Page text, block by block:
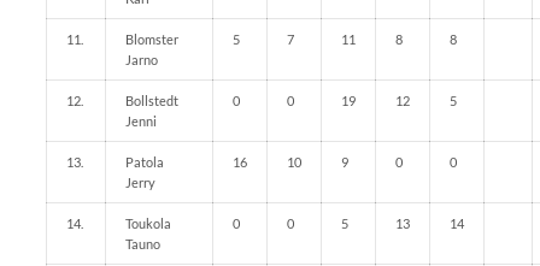
11.
Blomster
Jarno
5 7 11 8 8
12.
Bollstedt
Jenni
0 0 19 12 5
13.
Patola
Jerry
16 10 9 0 0
14.
Toukola
Tauno
0 0 5 13 14